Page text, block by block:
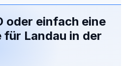
oder einfach eine
für Landau in der